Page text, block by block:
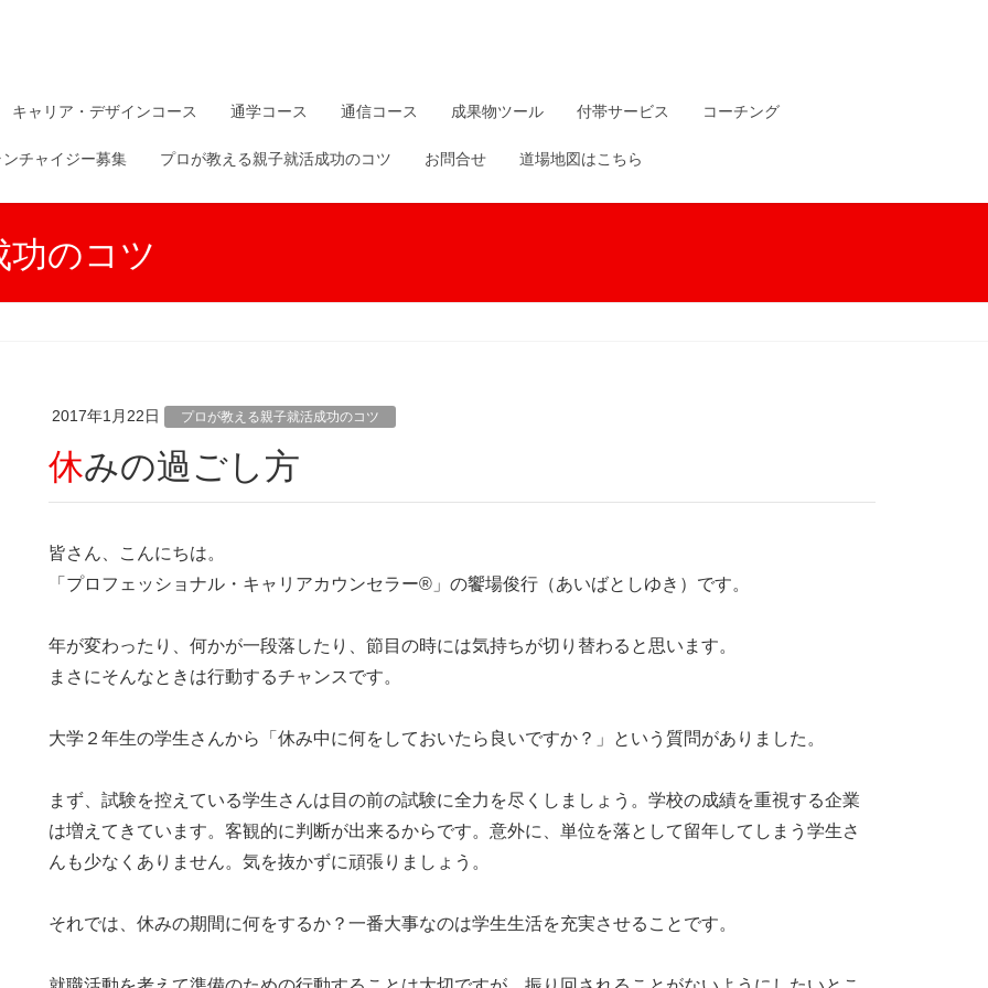
キャリア・デザインコース 通学コース 通信コース 成果物ツール 付帯サービス コーチング
ンチャイジー募集 プロが教える親子就活成功のコツ お問合せ 道場地図はこちら
のコツ
2017年1月22日 プロが教える親子就活成功のコツ
休みの過ごし方
皆さん、こんにちは。
「プロフェッショナル・キャリアカウンセラー®」の饗場俊行（あいばとしゆき）です。
年が変わったり、何かが一段落したり、節目の時には気持ちが切り替わると思います。
まさにそんなときは行動するチャンスです。
大学２年生の学生さんから「休み中に何をしておいたら良いですか？」という質問がありました。
まず、試験を控えている学生さんは目の前の試験に全力を尽くしましょう。学校の成績を重視する企業
は増えてきています。客観的に判断が出来るからです。意外に、単位を落として留年してしまう学生さ
んも少なくありません。気を抜かずに頑張りましょう。
それでは、休みの期間に何をするか？一番大事なのは学生生活を充実させることです。